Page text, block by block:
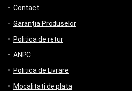
Contact
Garanția Produselor
Politica de retur
ANPC
Politica de Livrare
Modalitati de plata